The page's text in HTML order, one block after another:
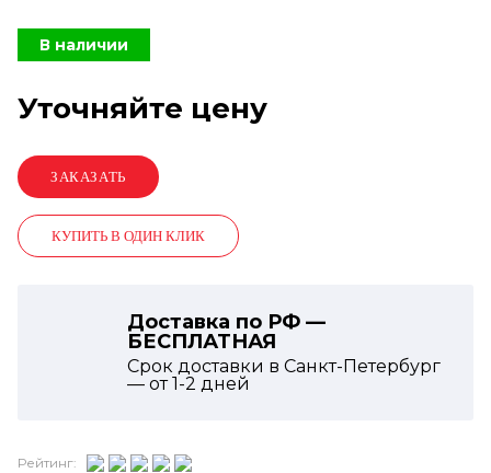
В наличии
Уточняйте цену
КУПИТЬ В ОДИН КЛИК
Доставка по РФ —
БЕСПЛАТНАЯ
Срок доставки в Санкт-Петербург
— от1-2 дней
Рейтинг: